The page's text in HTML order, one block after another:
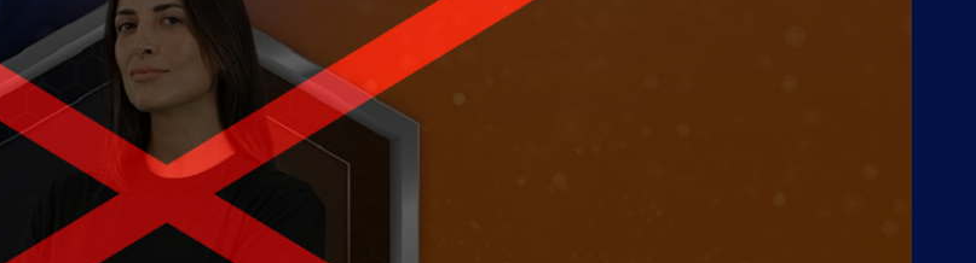
...πληκτρολογήστε κείμενο προς αναζήτηση